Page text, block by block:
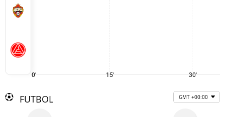
0' 15' 30'
FUTBOL GMT +00:00